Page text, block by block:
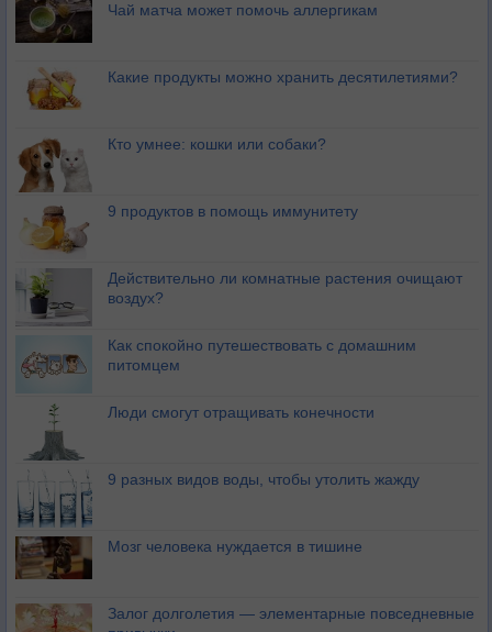
Чай матча может помочь аллергикам
Какие продукты можно хранить десятилетиями?
Кто умнее: кошки или собаки?
9 продуктов в помощь иммунитету
Действительно ли комнатные растения очищают
воздух?
Как спокойно путешествовать с домашним
питомцем
Люди смогут отращивать конечности
9 разных видов воды, чтобы утолить жажду
Мозг человека нуждается в тишине
Залог долголетия — элементарные повседневные